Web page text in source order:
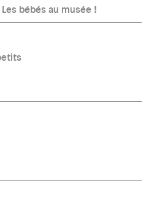
bébés au musée !